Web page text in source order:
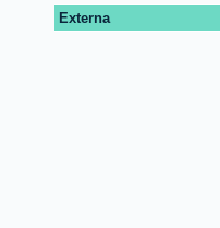
Externa